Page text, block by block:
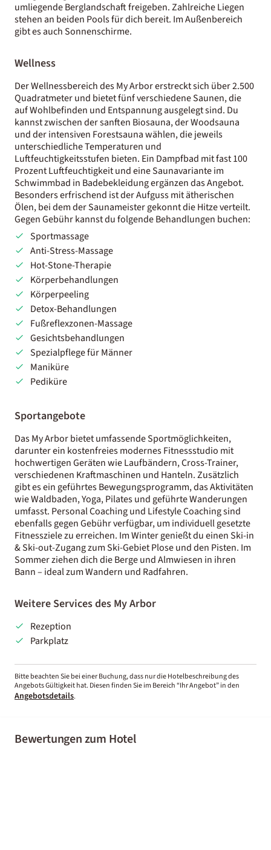
umliegende Berglandschaft freigeben. Zahlreiche Liegen
stehen an beiden Pools für dich bereit. Im Außenbereich
gibt es auch Sonnenschirme.
Wellness
Der Wellnessbereich des My Arbor erstreckt sich über 2.500
Quadratmeter und bietet fünf verschiedene Saunen, die
auf Wohlbefinden und Entspannung ausgelegt sind. Du
kannst zwischen der sanften Biosauna, der Woodsauna
und der intensiven Forestsauna wählen, die jeweils
unterschiedliche Temperaturen und
Luftfeuchtigkeitsstufen bieten. Ein Dampfbad mit fast 100
Prozent Luftfeuchtigkeit und eine Saunavariante im
Schwimmbad in Badebekleidung ergänzen das Angebot.
Besonders erfrischend ist der Aufguss mit ätherischen
Ölen, bei dem der Saunameister gekonnt die Hitze verteilt.
Gegen Gebühr kannst du folgende Behandlungen buchen:
Sportmassage
Anti-Stress-Massage
Hot-Stone-Therapie
Körperbehandlungen
Körperpeeling
Detox-Behandlungen
Fußreflexzonen-Massage
Gesichtsbehandlungen
Spezialpflege für Männer
Maniküre
Pediküre
Sportangebote
Das My Arbor bietet umfassende Sportmöglichkeiten,
darunter ein kostenfreies modernes Fitnessstudio mit
hochwertigen Geräten wie Laufbändern, Cross-Trainer,
verschiedenen Kraftmaschinen und Hanteln. Zusätzlich
gibt es ein geführtes Bewegungsprogramm, das Aktivitäten
wie Waldbaden, Yoga, Pilates und geführte Wanderungen
umfasst. Personal Coaching und Lifestyle Coaching sind
ebenfalls gegen Gebühr verfügbar, um individuell gesetzte
Fitnessziele zu erreichen. Im Winter genießt du einen Ski-in
& Ski-out-Zugang zum Ski-Gebiet Plose und den Pisten. Im
Sommer ziehen dich die Berge und Almwiesen in ihren
Bann – ideal zum Wandern und Radfahren.
Weitere Services des My Arbor
Rezeption
Parkplatz
Bitte beachten Sie bei einer Buchung, dass nur die Hotelbeschreibung des
Angebots Gültigkeit hat. Diesen finden Sie im Bereich “Ihr Angebot” in den
Angebotsdetails.
Bewertungen zum Hotel